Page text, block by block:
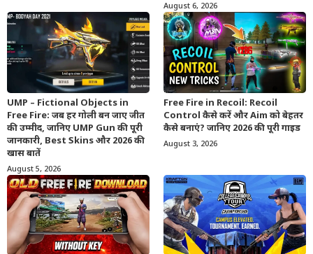
August 6, 2026
UMP – Fictional Objects in
Free Fire: जब हर गोली बन जाए जीत
की उम्मीद, जानिए UMP Gun की पूरी
जानकारी, Best Skins और 2026 की
खास बातें
August 5, 2026
Free Fire in Recoil: Recoil
Control कैसे करें और Aim को बेहतर
कैसे बनाएं? जानिए 2026 की पूरी गाइड
August 3, 2026